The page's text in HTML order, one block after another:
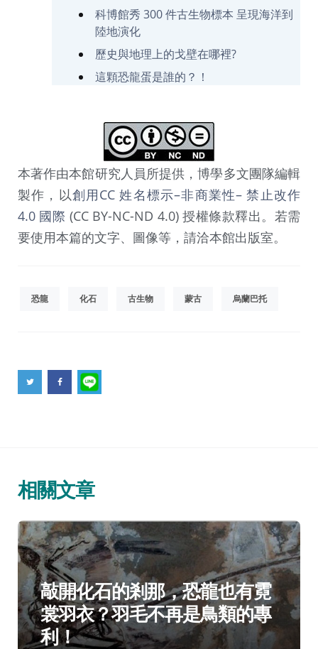
科博館秀 300 件古生物標本 呈現海洋到
陸地演化
歷史與地理上的戈壁在哪裡?
這顆恐龍蛋是誰的？！
本著作由本館研究人員所提供，博學多文團隊編輯
製作，以創用CC 姓名標示–非商業性– 禁止改作
4.0 國際 (CC BY-NC-ND 4.0) 授權條款釋出。若需
要使用本篇的文字、圖像等，請洽本館出版室。
恐龍 化石 古生物 蒙古 烏蘭巴托
相關文章
分
類：
古生物 地質學
敲開化石的剎那，恐龍也有霓
裳羽衣？羽毛不再是鳥類的專
利！